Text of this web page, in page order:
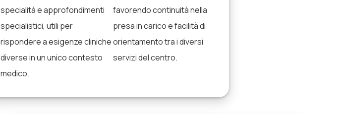
specialità e approfondimenti
specialistici, utili per
rispondere a esigenze cliniche
diverse in un unico contesto
medico.
favorendo continuità nella
presa in carico e facilità di
orientamento tra i diversi
servizi del centro.